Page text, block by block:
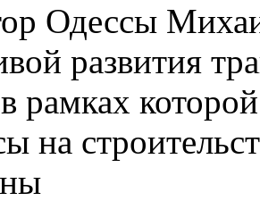
Одессы
развития
рамках